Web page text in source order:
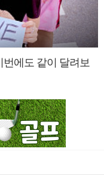
에도 같이 달려보